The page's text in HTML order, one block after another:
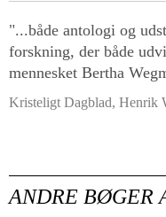
"...både antologi og
forskning, der både
mennesket Bertha
Kristeligt Dagblad, Henrik
ANDRE BØGER